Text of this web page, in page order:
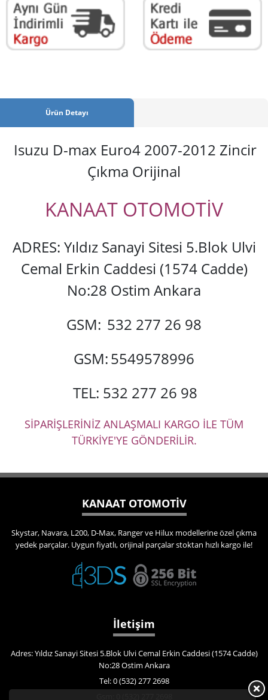
Ürün Detayı
Isuzu D-max Euro4 2007-2012 Zincir
Çıkma Orijinal
KANAAT OTOMOTİV
ADRES: Yıldız Sanayi Sitesi 5.Blok Ulvi
Cemal Erkin Caddesi (1574 Cadde)
No:28 Ostim Ankara
GSM: 532 277 26 98
GSM:5549578996
TEL: 532 277 26 98
SİPARİŞLERİNİZ ANLAŞMALI KARGO İLE TÜM
TÜRKİYE'YE GÖNDERİLİR.
KANAAT OTOMOTİV
Skystar, Navara, L200, D-Max, Ranger ve Hilux modellerine özel çıkma
yedek parçalar. Uygun fiyatlı, orijinal parçalar stoktan hızlı kargo ile!
İletişim
Adres: Yıldız Sanayi Sitesi 5.Blok Ulvi Cemal Erkin Caddesi (1574 Cadde)
No:28 Ostim Ankara
Tel: 0 (532) 277 2698